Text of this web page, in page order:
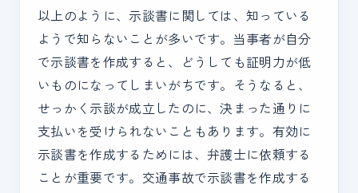
以上のように、示談書に関しては、知っている
ようで知らないことが多いです。当事者が自分
で示談書を作成すると、どうしても証明力が低
いものになってしまいがちです。そうなると、
せっかく示談が成立したのに、決まった通りに
支払いを受けられないこともあります。有効に
示談書を作成するためには、弁護士に依頼する
ことが重要です。交通事故で示談書を作成する